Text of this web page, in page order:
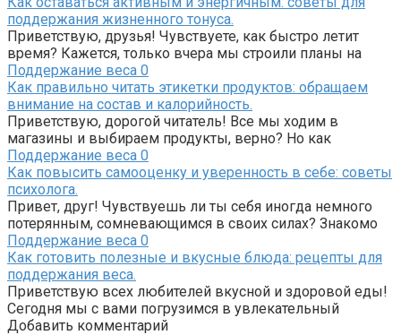
поддержания жизненного тонуса.
Приветствую, друзья! Чувствуете, как быстро летит
время? Кажется, только вчера мы строили планы на
Поддержание веса 0
Как правильно читать этикетки продуктов: обращаем
внимание на состав и калорийность.
Приветствую, дорогой читатель! Все мы ходим в
магазины и выбираем продукты, верно? Но как
Поддержание веса 0
Как повысить самооценку и уверенность в себе: советы
психолога.
Привет, друг! Чувствуешь ли ты себя иногда немного
потерянным, сомневающимся в своих силах? Знакомо
Поддержание веса 0
Как готовить полезные и вкусные блюда: рецепты для
поддержания веса.
Приветствую всех любителей вкусной и здоровой еды!
Сегодня мы с вами погрузимся в увлекательный
Добавить комментарий